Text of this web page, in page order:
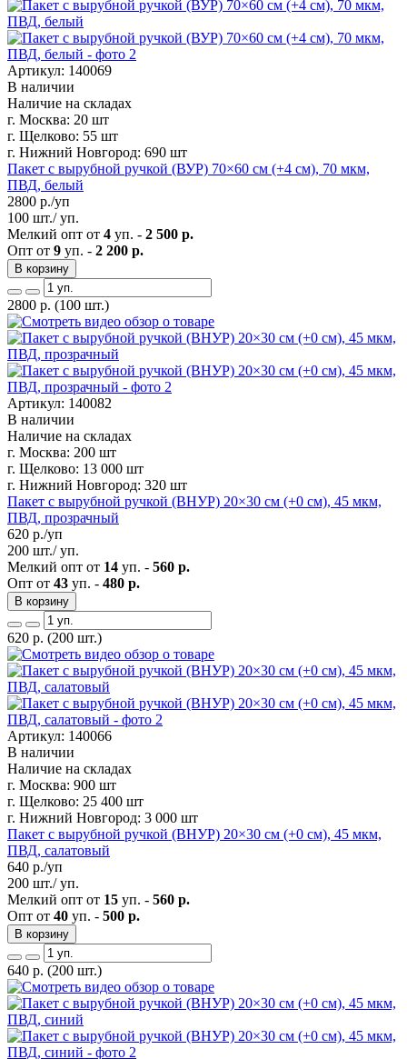
Артикул: 140069
В наличии
Наличие на складах
г. Москва: 20 шт
г. Щелково: 55 шт
г. Нижний Новгород: 690 шт
Пакет с вырубной ручкой (ВУР) 70×60 см (+4 см), 70 мкм,
ПВД, белый
2800 р./уп
100 шт./ уп.
Мелкий опт от 4 уп. - 2 500 р.
Опт от 9 уп. - 2 200 р.
В корзину
2800 р. (100 шт.)
Артикул: 140082
В наличии
Наличие на складах
г. Москва: 200 шт
г. Щелково: 13 000 шт
г. Нижний Новгород: 320 шт
Пакет с вырубной ручкой (ВНУР) 20×30 см (+0 см), 45 мкм,
ПВД, прозрачный
620 р./уп
200 шт./ уп.
Мелкий опт от 14 уп. - 560 р.
Опт от 43 уп. - 480 р.
В корзину
620 р. (200 шт.)
Артикул: 140066
В наличии
Наличие на складах
г. Москва: 900 шт
г. Щелково: 25 400 шт
г. Нижний Новгород: 3 000 шт
Пакет с вырубной ручкой (ВНУР) 20×30 см (+0 см), 45 мкм,
ПВД, салатовый
640 р./уп
200 шт./ уп.
Мелкий опт от 15 уп. - 560 р.
Опт от 40 уп. - 500 р.
В корзину
640 р. (200 шт.)